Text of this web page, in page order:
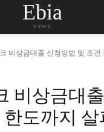
Ebia
news
비상금대출 신청방법 및 조건
비상금대
도까지 살